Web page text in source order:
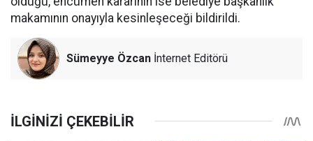
makamının onayıyla kesinleşeceği bildirildi.
Sümeyye Özcan İnternet Editörü